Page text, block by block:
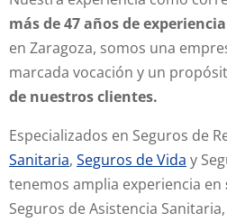
más de 47 años de experiencia
en Zaragoza, somos una
marcada vocación y un
de nuestros clientes.
Especializados en Seguros de
Sanitaria, Seguros de Vida y
tenemos amplia experiencia en
Seguros de Asistencia